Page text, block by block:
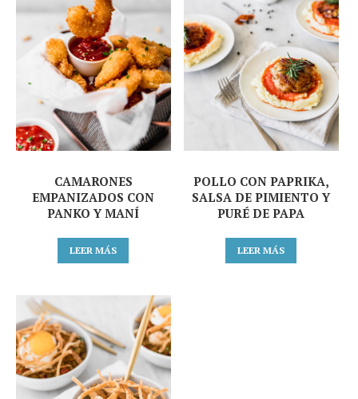
CAMARONES
EMPANIZADOS CON
PANKO Y MANÍ
LEER MÁS
POLLO CON PAPRIKA,
SALSA DE PIMIENTO Y
PURÉ DE PAPA
LEER MÁS